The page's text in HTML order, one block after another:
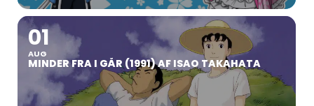
01
AUG
MINDER FRA I GÅR (1991) AF ISAO TAKAHATA